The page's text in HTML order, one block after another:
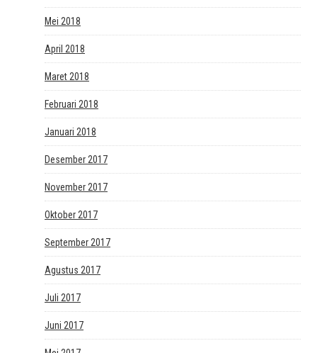
Mei 2018
April 2018
Maret 2018
Februari 2018
Januari 2018
Desember 2017
November 2017
Oktober 2017
September 2017
Agustus 2017
Juli 2017
Juni 2017